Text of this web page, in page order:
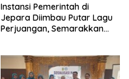
Instansi Pemerintah di
Jepara Diimbau Putar Lagu
Perjuangan, Semarakkan